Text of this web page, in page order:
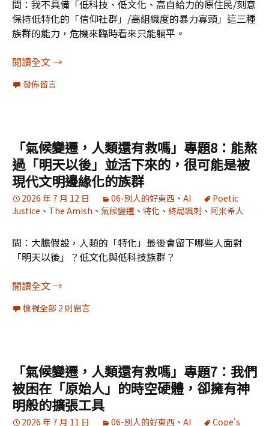
問：我不具備「低科技、低文化、高自給力的原住民/刻意
保持低特化的「信仰社群」/高組織度的暴力寡頭」這三種
族群的能力，危機來臨時看來只能躺平。
閱讀全文「氣候變遷，人類還有救嗎」專題9：集體的自我
→
發佈留言
「氣候變遷，人類還有救嗎」專題8：能熬
過「明天以後」並活下來的，很可能是被
現代文明邊緣化的族群
2026 年 7 月 12 日 06-別人的好東西 、 AI
Poetic
Justice 、 The Amish 、 氣候變遷 、 特化 、 終局諷刺 、 阿米希人
問：大膽假設，人類的「特化」最後會留下哪些人面對
「明天以後」？低文化與低科技族群？
閱讀全文「氣候變遷，人類還有救嗎」專題8：能熬過「明
→
檢視全部 2 則留言
「氣候變遷，人類還有救嗎」專題7：我們
被困在「原始人」的時空硬體，卻擁有神
明般的擴張工具
2026 年 7 月 11 日 06-別人的好東西 、 AI
Cope's